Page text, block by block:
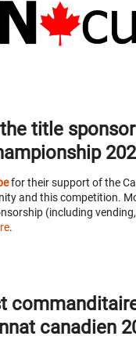
title
for their support of the
and this competition.
(including
.
canadien